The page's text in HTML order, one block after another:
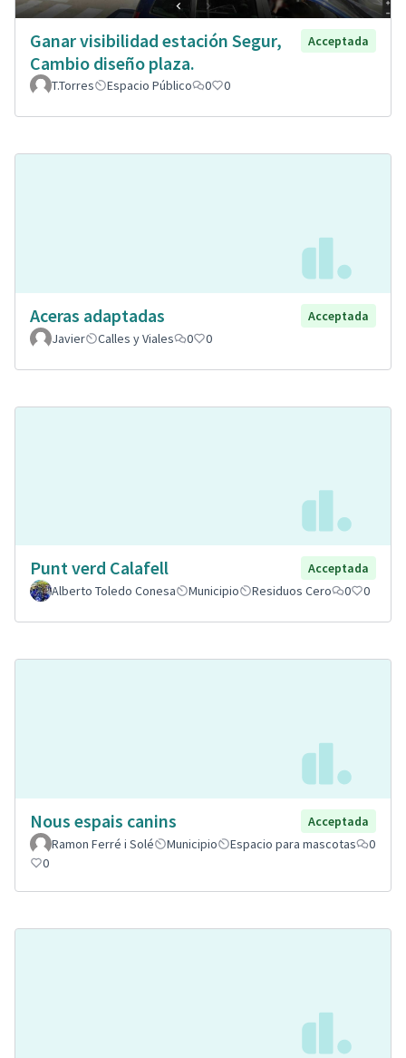
Ganar visibilidad estación Segur,
Cambio diseño plaza.
Acceptada
T.Torres Espacio Público 0 0
Aceras adaptadas
Acceptada
Javier
Calles y Viales 0 0
Punt verd Calafell
Acceptada
Alberto Toledo Conesa
Municipio Residuos Cero 0 0
Nous espais canins
Acceptada
Ramon Ferré i Solé
Municipio Espacio para mascotas
0
0